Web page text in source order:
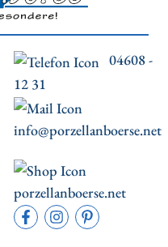
04608 -
12 31
info@porzellanboerse.net
porzellanboerse.net